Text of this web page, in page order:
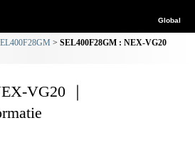
Global
SEL400F28GM : NEX-VG20
VG20 ｜